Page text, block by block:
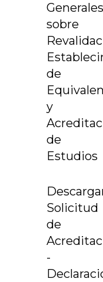
Generales
sobre
de
y
de
Estudios
Solicitud
de
-